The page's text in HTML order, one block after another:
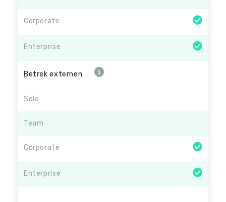
Corporate
Enterprise
Betrek externen
Solo
Team
Corporate
Enterprise